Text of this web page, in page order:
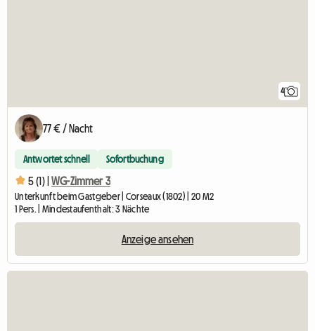
4
77 € / Nacht
Antwortet schnell Sofortbuchung
5 (1) | WG-Zimmer 3
Unterkunft beim Gastgeber | Corseaux (1802) | 20 M2
1 Pers. | Mindestaufenthalt: 3 Nächte
Anzeige ansehen